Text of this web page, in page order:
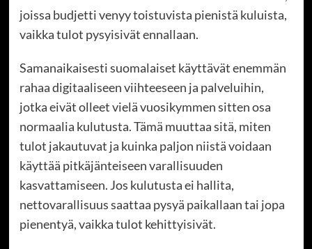
joissa budjetti venyy toistuvista pienistä kuluista,
vaikka tulot pysyisivät ennallaan.
Samanaikaisesti suomalaiset käyttävät enemmän
rahaa digitaaliseen viihteeseen ja palveluihin,
jotka eivät olleet vielä vuosikymmen sitten osa
normaalia kulutusta. Tämä muuttaa sitä, miten
tulot jakautuvat ja kuinka paljon niistä voidaan
käyttää pitkäjänteiseen varallisuuden
kasvattamiseen. Jos kulutusta ei hallita,
nettovarallisuus saattaa pysyä paikallaan tai jopa
pienentyä, vaikka tulot kehittyisivät.